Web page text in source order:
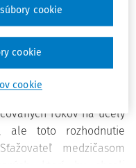
okupácie Lotyšska,
zohľadňovala len
sťažovateľov.
Kalinin v Rusku,
rokov na účely
ale toto rozhodnutie
medzičasom
cookie
cookie
cookie